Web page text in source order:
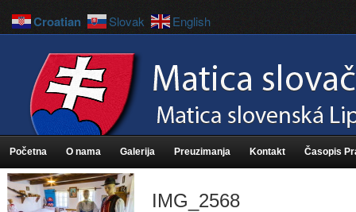
Početna O nama Galerija Preuzimanja Kontakt Časopis
IMG_2568
Croatian Slovak English